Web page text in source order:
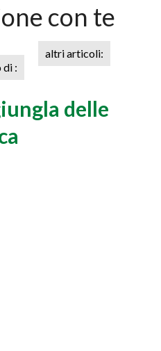
con te
di :
altri articoli:
delle